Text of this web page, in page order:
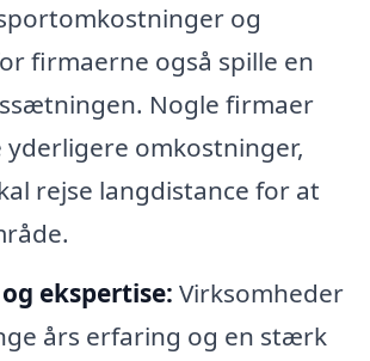
og
firmaerne også spille en
Nogle firmaer
yderligere omkostninger,
rejse langdistance for at
ekspertise: Virksomheder
års erfaring og en stærk